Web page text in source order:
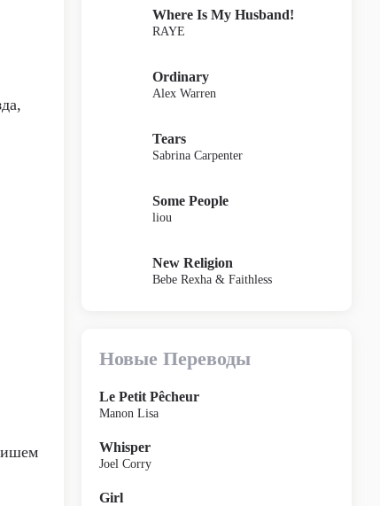
Where Is My Husband!
RAYE
Ordinary
Alex Warren
Tears
Sabrina Carpenter
Some People
liou
New Religion
Bebe Rexha & Faithless
Новые Переводы
Le Petit Pêcheur
Manon Lisa
Whisper
Joel Corry
Girl